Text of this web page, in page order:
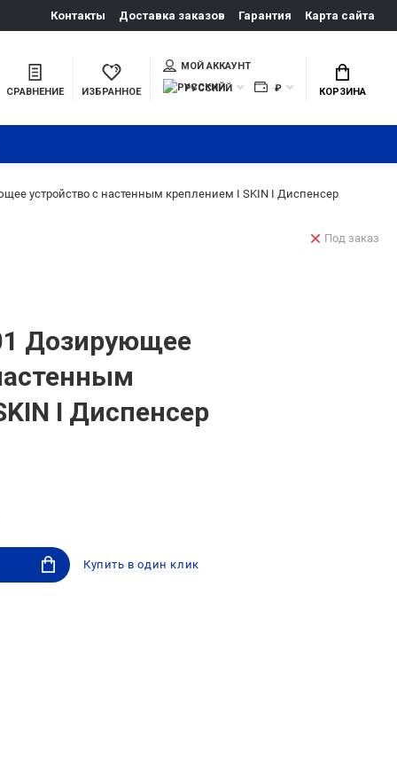
Контакты Доставка заказов Гарантия Карта сайта
СРАВНЕНИЕ ИЗБРАННОЕ
МОЙ АККАУНТ
РУССКИЙ
₽ КОРЗИНА
устройство с настенным креплением I SKIN I Диспенсер
Дозирующее
I Диспенсер
Под заказ
Купить в один клик